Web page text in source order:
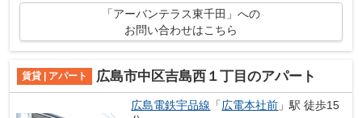
「アーバンテラス東千田」への
お問い合わせはこちら
賃貸 | アパート 広島市中区吉島西１丁目のアパート
広島電鉄宇品線 「広電本社前 」駅 徒歩15